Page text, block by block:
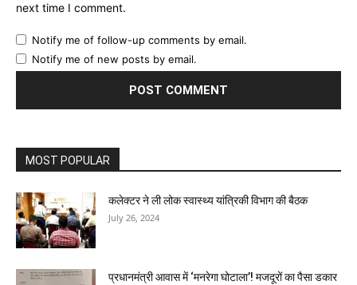
next time I comment.
Notify me of follow-up comments by email.
Notify me of new posts by email.
MOST POPULAR
कलेक्टर ने ली लोक स्वास्थ्य यांत्रिकी विभाग की बैठक
July 26, 2024
प्रधानमंत्री आवास में ‘मनरेगा घोटाला’! मजदूरों का पैसा डकार